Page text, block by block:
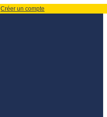
Créer un compte